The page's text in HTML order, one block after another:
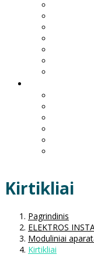
Kirtikliai
Pagrindinis
ELEKTROS
Moduliniai
Kirtikliai